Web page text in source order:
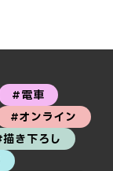
#電車
#オンライン
き下ろし